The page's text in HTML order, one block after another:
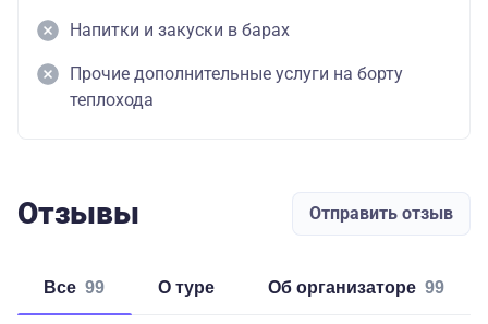
Напитки и закуски в барах
Прочие дополнительные услуги на борту
теплохода
Отзывы Отправить отзыв
Все 99 о туре об организаторе 99